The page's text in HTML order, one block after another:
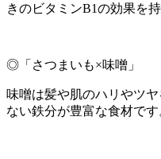
きのビタミンB1の効果を
◎「さつまいも×味噌」
味噌は髪や肌のハリやツ
ない鉄分が豊富な食材です